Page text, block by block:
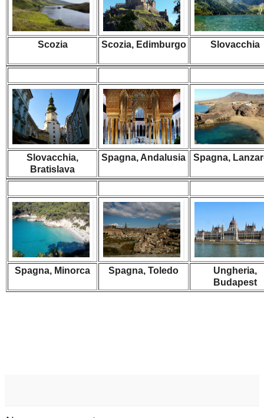
Scozia Scozia, Edimburgo Slovacchia
Slovacchia,
Bratislava
Spagna, Andalusia Spagna,
Spagna, Minorca Spagna, Toledo
Ungheria,
Budapest